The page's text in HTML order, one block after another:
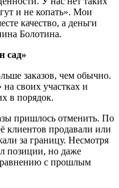
и не копать». Мои
качество, а деньги
Болотина.
сад»
заказов, чем обычно.
своих участках и
в порядок.
пришлось отменить. По
клиентов продавали или
за границу. Несмотря
позиции, но даже
с прошлым